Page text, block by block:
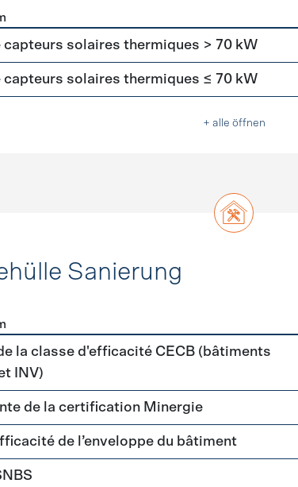
Warmwasser
capteurs solaires thermiques > 70 kW
capteurs solaires thermiques ≤ 70 kW
+ alle öffnen
Sanierung
Gebäudehülle Sanierung
la classe d'efficacité CECB (bâtiments
INV)
de la certification Minergie
de l’enveloppe du bâtiment